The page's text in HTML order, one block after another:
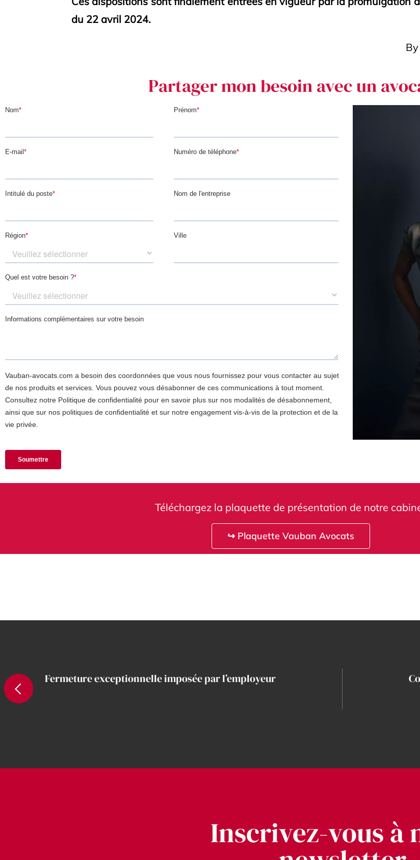
du 22 avril 2024.
Partager mon besoin avec un
Téléchargez la plaquette de présentation de notre
↪ Plaquette Vauban Avocats
Fermeture exceptionnelle imposée par l’employeur
Inscrivez-vous à